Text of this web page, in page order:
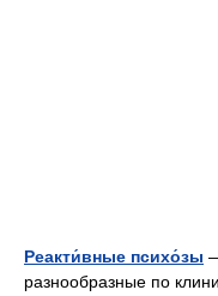
Реакти́вные психо́зы
разнообразные по